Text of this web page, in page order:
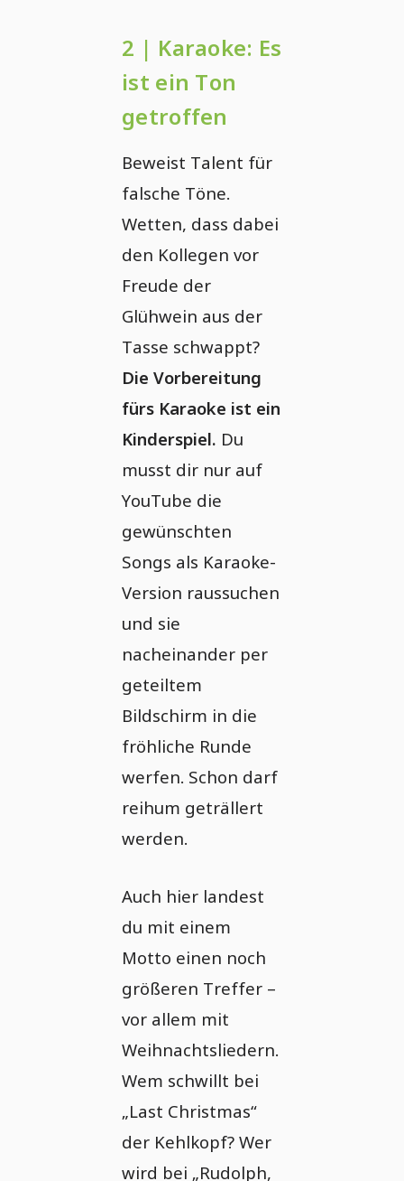
2 | Karaoke: Es
ist ein Ton
getroffen
Beweist Talent für
falsche Töne.
Wetten, dass dabei
den Kollegen vor
Freude der
Glühwein aus der
Tasse schwappt?
Die Vorbereitung
fürs Karaoke ist ein
Kinderspiel. Du
musst dir nur auf
YouTube die
gewünschten
Songs als Karaoke-
Version raussuchen
und sie
nacheinander per
geteiltem
Bildschirm in die
fröhliche Runde
werfen. Schon darf
reihum geträllert
werden.
Auch hier landest
du mit einem
Motto einen noch
größeren Treffer –
vor allem mit
Weihnachtsliedern.
Wem schwillt bei
„Last Christmas“
der Kehlkopf? Wer
wird bei „Rudolph,